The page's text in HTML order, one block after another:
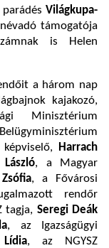
Világkupa-
támogatója
is Helen
a három nap
kajakozó,
Minisztérium
képviselő,
Harrach
László, a Magyar
, a Fővárosi
rendőr
tagja, Seregi Deák
, az Igazságügyi
, az NGYSZ